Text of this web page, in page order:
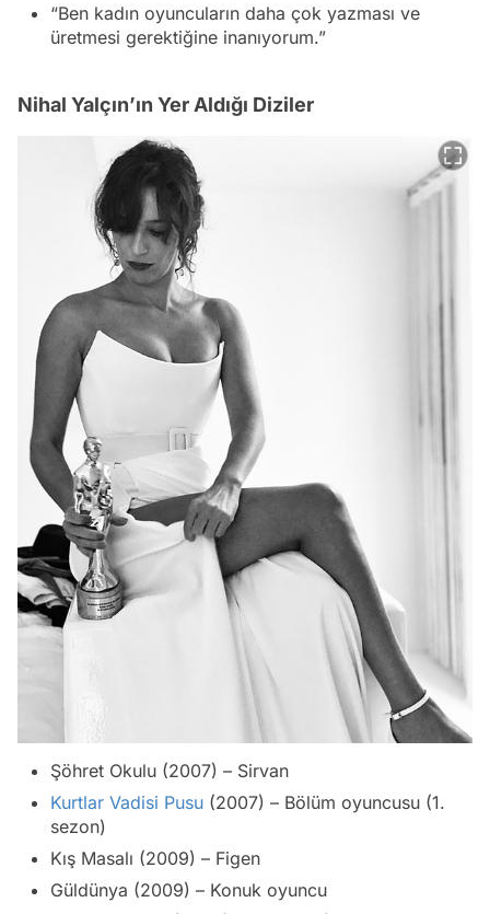
“Ben kadın oyuncuların daha çok yazması ve
üretmesi gerektiğine inanıyorum.”
Nihal Yalçın’ın Yer Aldığı Diziler
Şöhret Okulu (2007) – Sirvan
Kurtlar Vadisi Pusu (2007) – Bölüm oyuncusu (1.
sezon)
Kış Masalı (2009) – Figen
Güldünya (2009) – Konuk oyuncu